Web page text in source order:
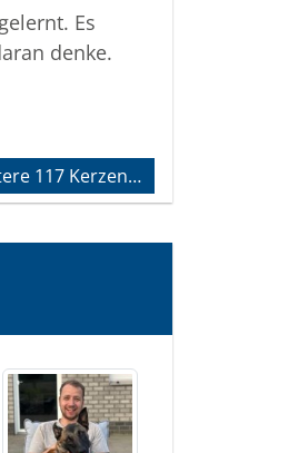
Es
denke.
117 Kerzen…